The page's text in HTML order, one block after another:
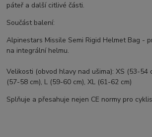
páteř a další citlivé části.
Součást balení:
Alpinestars Missile Semi Rigid Helmet Bag -
na integrální helmu.
Velikosti (obvod hlavy nad ušima): XS (53-54
(57-58 cm), L (59-60 cm), XL (61-62 cm)
Splňuje a přesahuje nejen CE normy pro